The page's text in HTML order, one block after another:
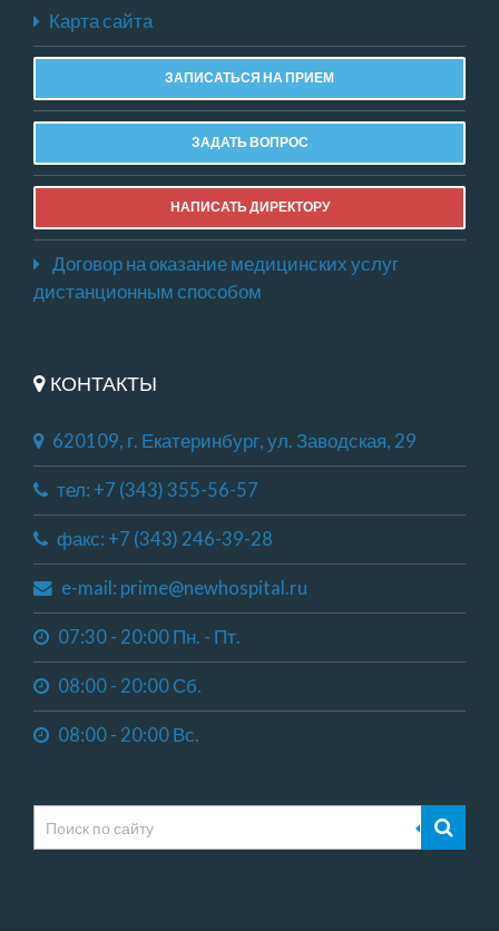
Карта сайта
ЗАПИСАТЬСЯ НА ПРИЕМ
ЗАДАТЬ ВОПРОС
НАПИСАТЬ ДИРЕКТОРУ
Договор на оказание медицинских услуг
дистанционным способом
КОНТАКТЫ
620109, г. Екатеринбург, ул. Заводская, 29
тел: +7 (343) 355-56-57
факс: +7 (343) 246-39-28
e-mail: prime@newhospital.ru
07:30 - 20:00 Пн. - Пт.
08:00 - 20:00 Сб.
08:00 - 20:00 Вс.